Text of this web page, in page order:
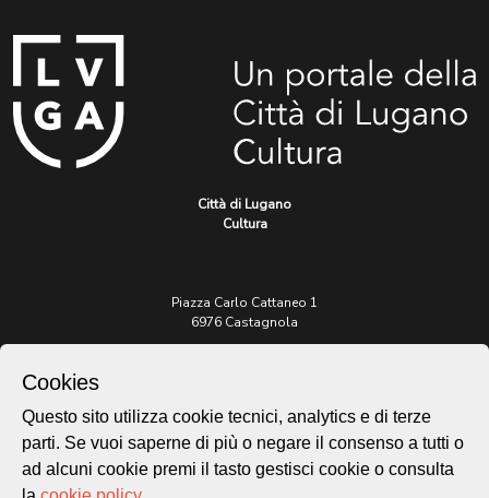
Città di Lugano
Cultura
Piazza Carlo Cattaneo 1
6976 Castagnola
Per informazioni:
patrimonio@lugano.ch
t. +41 58 866 68 50
Cookies
Questo sito utilizza cookie tecnici, analytics e di terze
parti. Se vuoi saperne di più o negare il consenso a tutti o
ad alcuni cookie premi il tasto gestisci cookie o consulta